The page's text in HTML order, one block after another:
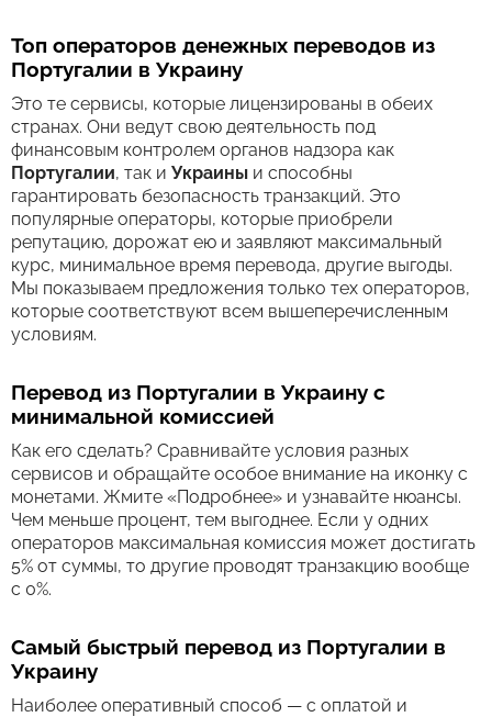
Топ операторов денежных переводов из
Португалии в Украину
Это те сервисы, которые лицензированы в обеих
странах. Они ведут свою деятельность под
финансовым контролем органов надзора как
Португалии, так и Украины и способны
гарантировать безопасность транзакций. Это
популярные операторы, которые приобрели
репутацию, дорожат ею и заявляют максимальный
курс, минимальное время перевода, другие выгоды.
Мы показываем предложения только тех операторов,
которые соответствуют всем вышеперечисленным
условиям.
Перевод из Португалии в Украину с
минимальной комиссией
Как его сделать? Сравнивайте условия разных
сервисов и обращайте особое внимание на иконку с
монетами. Жмите «Подробнее» и узнавайте нюансы.
Чем меньше процент, тем выгоднее. Если у одних
операторов максимальная комиссия может достигать
5% от суммы, то другие проводят транзакцию вообще
с 0%.
Самый быстрый перевод из Португалии в
Украину
Наиболее оперативный способ — с оплатой и